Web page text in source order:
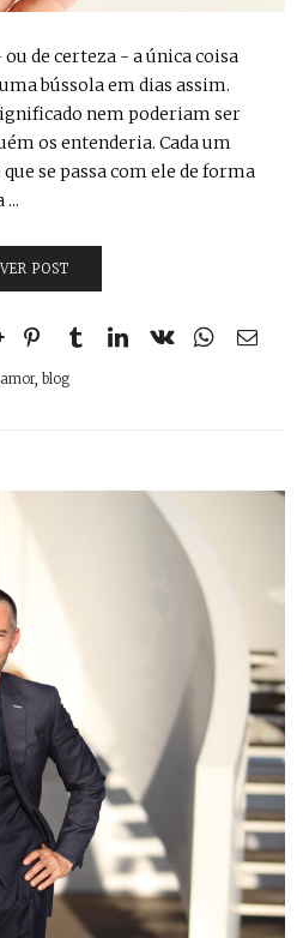
de certeza - a única coisa
bússola em dias assim.
nem poderiam ser
os entenderia. Cada um
se passa com ele de forma
VER POST
amor, blog